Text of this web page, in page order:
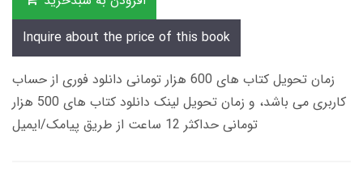
Inquire about the price of this book
زمان تحویل کتاب های 600 هزار تومانی دانلود فوری از حساب
کاربری می باشد، و زمان تحویل لینک دانلود کتاب های 500 هزار
تومانی حداکثر 12 ساعت از طریق پیامک/ایمیل